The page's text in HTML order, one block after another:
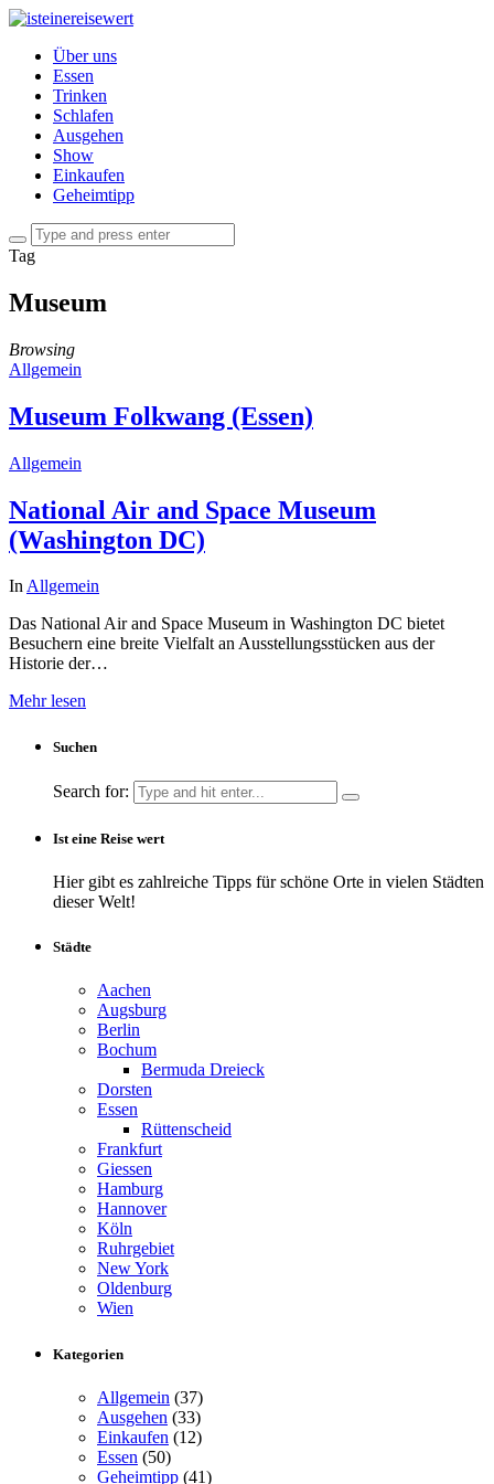
Über uns
Essen
Trinken
Schlafen
Ausgehen
Show
Einkaufen
Geheimtipp
Tag
Museum
Browsing
Allgemein
Museum Folkwang (Essen)
Allgemein
National Air and Space Museum
(Washington DC)
InAllgemein
Das National Air and Space Museum in Washington DC bietet
Besuchern eine breite Vielfalt an Ausstellungsstücken aus der
Historie der…
Mehr lesen
Suchen
Search for:
Ist eine Reise wert
Hier gibt es zahlreiche Tipps für schöne Orte in vielen Städten
dieser Welt!
Städte
Aachen
Augsburg
Berlin
Bochum
Bermuda Dreieck
Dorsten
Essen
Rüttenscheid
Frankfurt
Giessen
Hamburg
Hannover
Köln
Ruhrgebiet
New York
Oldenburg
Wien
Kategorien
Allgemein (37)
Ausgehen (33)
Einkaufen (12)
Essen (50)
Geheimtipp (41)